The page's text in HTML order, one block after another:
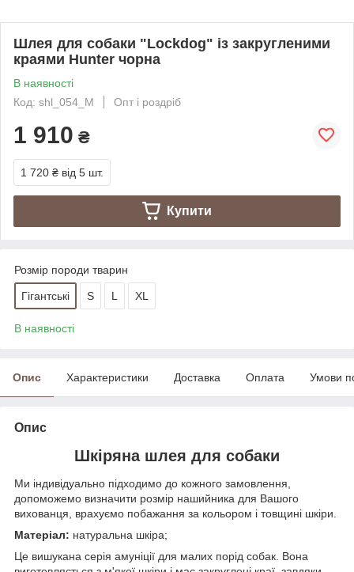
Шлея для собаки "Lockdog" із закругленими
краями Hunter чорна
В наявності
Код: shl_054_M
Опт і роздріб
1 910 ₴
1 720 ₴ від 5 шт.
Купити
Розмір породи тварин
Гігантські S L XL
В наявності
Опис Характеристики Доставка Оплата Умови
Опис
Шкіряна шлея для собаки
Ми індивідуально підходимо до кожного замовлення,
допоможемо визначити розмір нашийника для Вашого
вихованця, врахуємо побажання за кольором і товщині шкіри.
Матеріал: натуральна шкіра;
Це вишукана серія амуніції для малих порід собак. Вона